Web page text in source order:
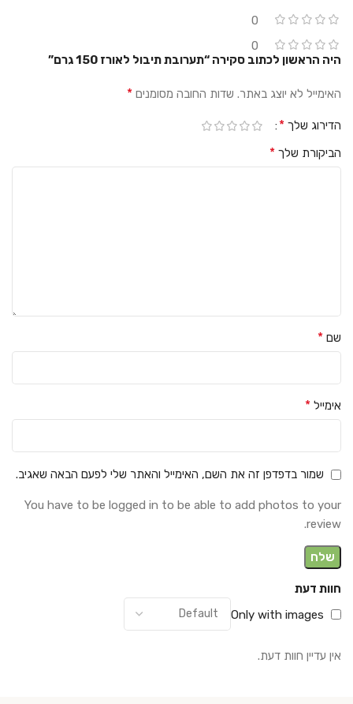
0
0
חוות דעת
Only with images
אין עדיין חוות דעת.
היה הראשון לכתוב סקירה “תערובת תיבול לאורז 150 גרם”
האימייל לא יוצג באתר. שדות החובה מסומנים *
הדירוג שלך *
הביקורת שלך *
שם *
אימייל *
שמור בדפדפן זה את השם, האימייל והאתר שלי לפעם הבאה שאגיב.
You have to be logged in to be able to add photos to your
review.